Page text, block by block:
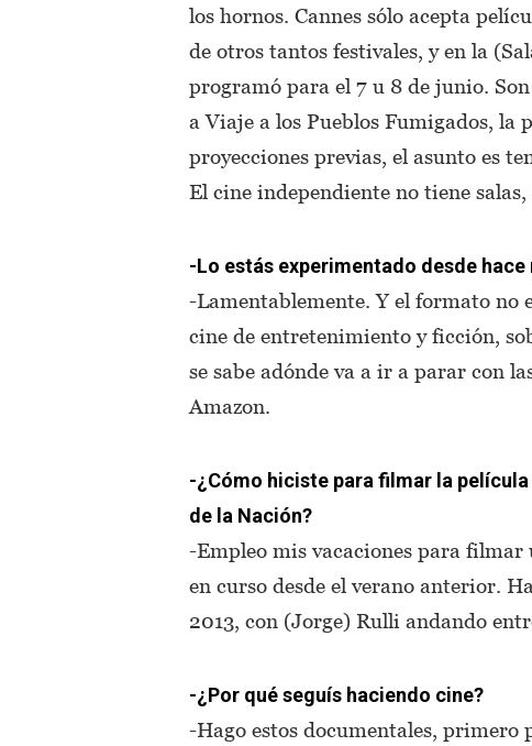
los hornos. Cannes sólo acepta
de otros tantos festivales, y en la
programó para el 7 u 8 de junio.
a Viaje a los Pueblos Fumigados, la
proyecciones previas, el asunto es
El cine independiente no tiene
-Lo estás experimentado desde hace
-Lamentablemente. Y el formato no
cine de entretenimiento y ficción,
se sabe adónde va a ir a parar con
Amazon.
-¿Cómo hiciste para filmar la
de la Nación?
-Empleo mis vacaciones para
en curso desde el verano anterior.
2013, con (Jorge) Rulli andando
-¿Por qué seguís haciendo cine?
-Hago estos documentales, primero